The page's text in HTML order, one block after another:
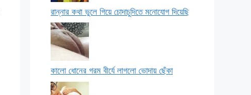
রান্নার কথা ভুলে গিয়ে চোদাচুদিতে মনোযোগ দিয়েছি
কালো ধোনের গরম বীর্যে লাগলো ভোদায় ছেঁকা